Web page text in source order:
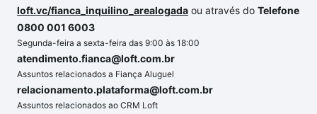
loft.vc/fianca_inquilino_arealogada ou através do Telefone
0800 001 6003
Segunda-feira a sexta-feira das 9:00 às 18:00
atendimento.fianca@loft.com.br
Assuntos relacionados a Fiança Aluguel
relacionamento.plataforma@loft.com.br
Assuntos relacionados ao CRM Loft